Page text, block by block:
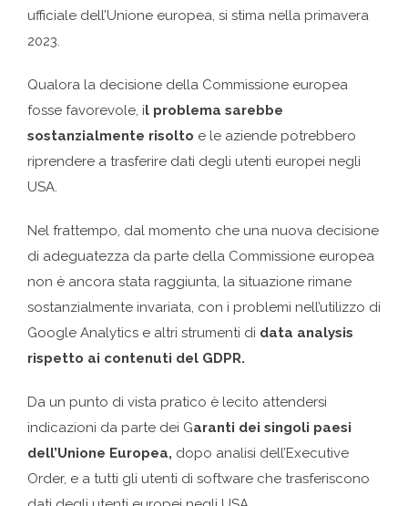
ufficiale dell’Unione europea, si stima nella primavera
2023.
Qualora la decisione della Commissione europea
fosse favorevole, il problema sarebbe
sostanzialmente risolto e le aziende potrebbero
riprendere a trasferire dati degli utenti europei negli
USA.
Nel frattempo, dal momento che una nuova decisione
di adeguatezza da parte della Commissione europea
non è ancora stata raggiunta, la situazione rimane
sostanzialmente invariata, con i problemi nell’utilizzo di
Google Analytics e altri strumenti di data analysis
rispetto ai contenuti del GDPR.
Da un punto di vista pratico è lecito attendersi
indicazioni da parte dei Garanti dei singoli paesi
dell’Unione Europea, dopo analisi dell’Executive
Order, e a tutti gli utenti di software che trasferiscono